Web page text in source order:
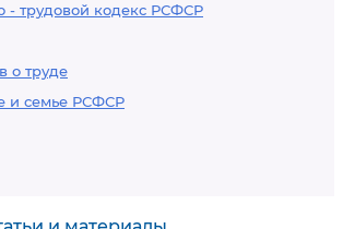
- трудовой кодекс РСФСР
о труде
и семье РСФСР